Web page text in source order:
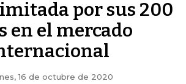
por sus 200
en el mercado
16 de octubre de 2020